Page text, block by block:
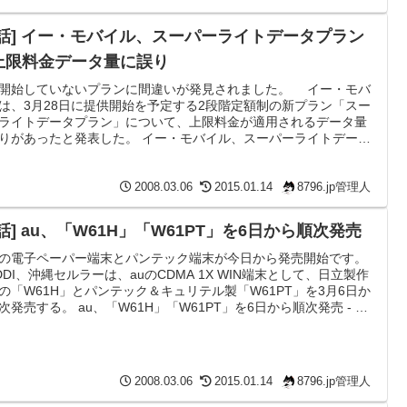
] イー・モバイル、スーパーライトデータプラン
限料金データ量に誤り
始していないプランに間違いが発見されました。 イー・モバ
、3月28日に提供開始を予定する2段階定額制の新プラン「スー
イトデータプラン」について、上限料金が適用されるデータ量
があったと発表した。 イー・モバイル、スーパーライトデータ
ってたら実は14MBでしたってことのようです。どうせすぐ満タ
2008.03.06 2015.01.14 8796.jp管理人
] au、「W61H」「W61PT」を6日から順次発売
電子ペーパー端末とパンテック端末が今日から発売開始です。
、沖縄セルラーは、auのCDMA 1X WIN端末として、日立製作
「W61H」とパンテック＆キュリテル製「W61PT」を3月6日か
発売する。 au、「W61H」「W61PT」を6日から順次発売 - ケ
て… 電子ペーパーがプ...
2008.03.06 2015.01.14 8796.jp管理人